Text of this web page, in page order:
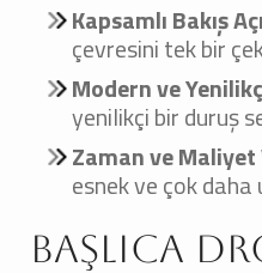
Kapsamlı Bakış
çevresini tek bir
Modern ve
yenilikçi bir duruş
Zaman ve
esnek ve çok
Başlıca